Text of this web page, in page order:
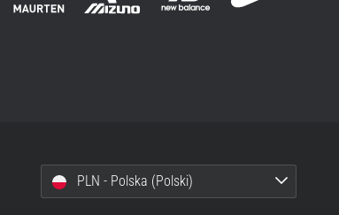
PLN - Polska (Polski)